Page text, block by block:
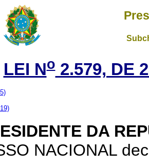
LEI No2.579, DE
DA
NACIONAL